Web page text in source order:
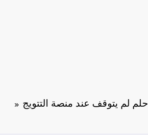
حلم لم يتوقف عند منصة التتويج